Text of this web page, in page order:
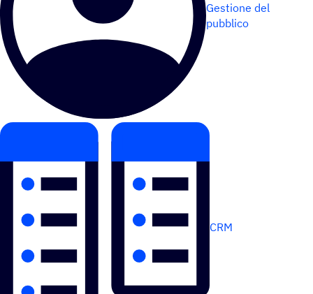
Gestione del
pubblico
CRM